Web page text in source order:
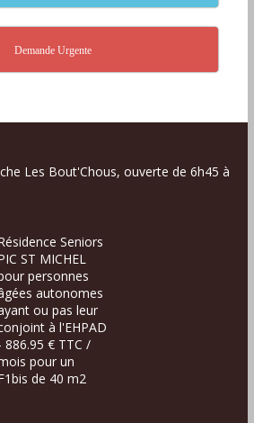
Demande Urgente
Les Bout'Chous, ouverte de 6h45 à
Seniors
ST MICHEL
personnes
autonomes
ou pas leur
à l'EHPAD
886.95 € TTC /
pour un
de 40 m2